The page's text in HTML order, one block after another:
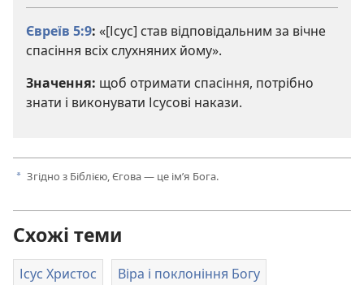
Євреїв 5:9: «[Ісус] став відповідальним за вічне
спасіння всіх слухняних йому».
Значення: щоб отримати спасіння, потрібно
знати і виконувати Ісусові накази.
a Згідно з Біблією, Єгова — це ім’я Бога.
Схожі теми
Ісус Христос Віра і поклоніння Богу